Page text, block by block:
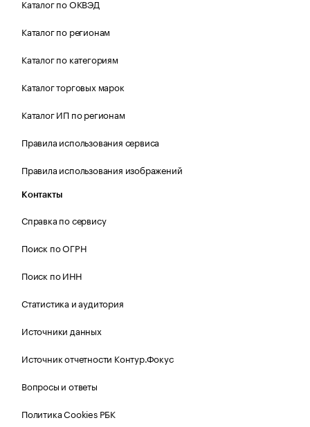
Каталог по ОКВЭД
Каталог по регионам
Каталог по категориям
Каталог торговых марок
Каталог ИП по регионам
Правила использования сервиса
Правила использования изображений
Контакты
Справка по сервису
Поиск по ОГРН
Поиск по ИНН
Статистика и аудитория
Источники данных
Источник отчетности Контур.Фокус
Вопросы и ответы
Политика Cookies РБК